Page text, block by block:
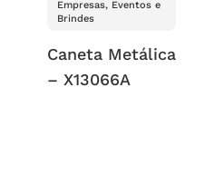
Empresas, Eventos e
Brindes
Caneta Metálica
– X13066A